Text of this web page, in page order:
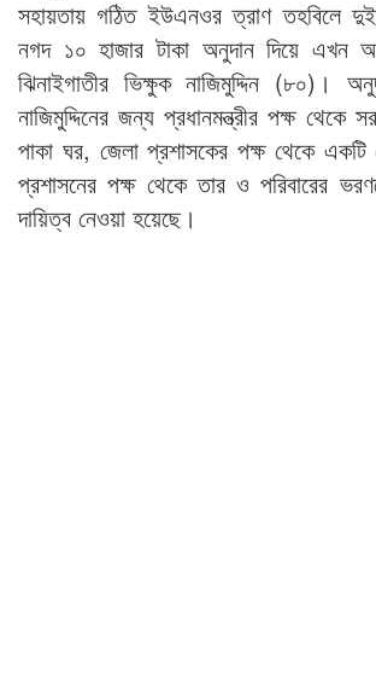
সহায়তায় গঠিত ইউএনওর ত্রাণ তহবিলে
নগদ ১০ হাজার টাকা অনুদান দিয়ে এখন
ঝিনাইগাতীর ভিক্ষুক নাজিমুদ্দিন (৮০)।
নাজিমুদ্দিনের জন্য প্রধানমন্ত্রীর পক্ষ থেকে
পাকা ঘর, জেলা প্রশাসকের পক্ষ থেকে
প্রশাসনের পক্ষ থেকে তার ও পরিবারের
দায়িত্ব নেওয়া হয়েছে।